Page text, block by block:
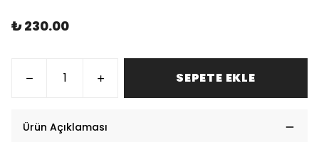
₺ 230.00
SEPETE EKLE
Ürün Açıklaması